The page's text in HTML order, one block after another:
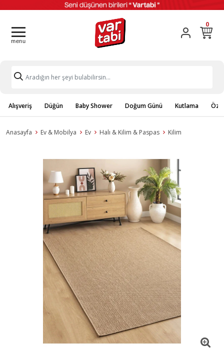
0
Alışveriş Düğün Baby Shower Doğum Günü Kutlama
Anasayfa Ev & Mobilya Ev Halı & Kilim & Paspas Kilim